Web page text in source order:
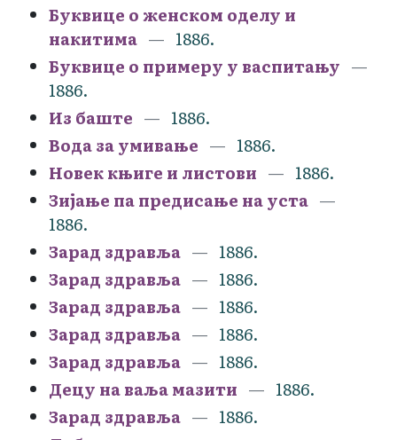
Буквице о женском оделу и
накитима
1886.
Буквице о примеру у васпитању
1886.
Из баште
1886.
Вода за умивање
1886.
Новек књиге и листови
1886.
Зијање па предисање на уста
1886.
Зарад здравља
1886.
Зарад здравља
1886.
Зарад здравља
1886.
Зарад здравља
1886.
Зарад здравља
1886.
Децу на ваља мазити
1886.
Зарад здравља
1886.